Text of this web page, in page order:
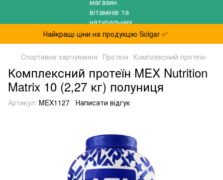
Найкращі ціни на продукцію Solgar ✅
Спортивне харчування Протеїн Комплексний протеїн
Комплексний протеїн MEX Nutrition
Matrix 10 (2,27 кг) полуниця
Артикул: MEX1127 Написати відгук